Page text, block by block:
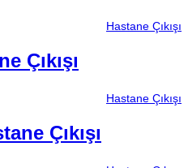
Hastane Çıkışı
Çıkışı
Hastane Çıkışı
Çıkışı